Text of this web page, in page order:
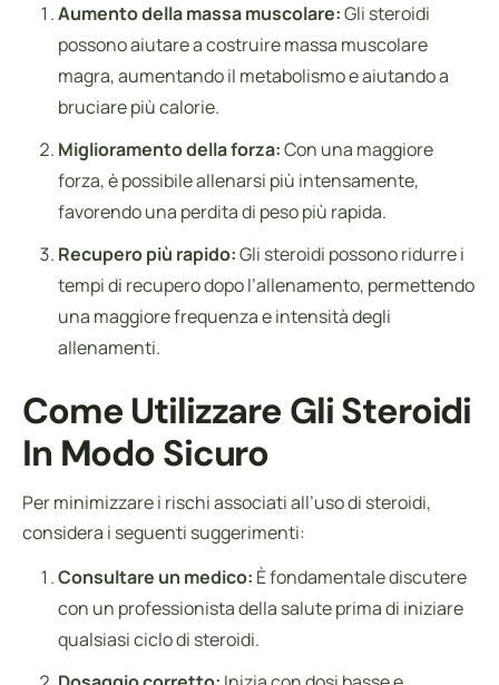
Aumento della massa muscolare:Gli steroidi
possono aiutare a costruire massa muscolare
magra, aumentando il metabolismo e aiutando a
bruciare più calorie.
Miglioramento della forza:Con una maggiore
forza, è possibile allenarsi più intensamente,
favorendo una perdita di peso più rapida.
Recupero più rapido:Gli steroidi possono ridurre i
tempi di recupero dopo l’allenamento, permettendo
una maggiore frequenza e intensità degli
allenamenti.
Come Utilizzare Gli Steroidi
In Modo Sicuro
Per minimizzare i rischi associati all’uso di steroidi,
considera i seguenti suggerimenti:
Consultare un medico: È fondamentale discutere
con un professionista della salute prima di iniziare
qualsiasi ciclo di steroidi.